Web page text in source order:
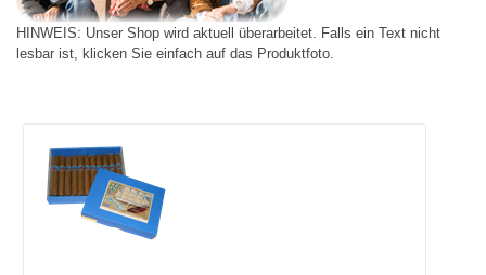
HINWEIS: Unser Shop wird aktuell überarbeitet. Falls ein Text nicht
lesbar ist, klicken Sie einfach auf das Produktfoto.